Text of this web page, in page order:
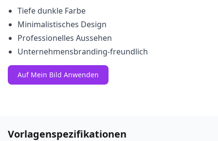
Tiefe dunkle Farbe
Minimalistisches Design
Professionelles Aussehen
Unternehmensbranding-freundlich
Auf Mein Bild Anwenden
Vorlagenspezifikationen